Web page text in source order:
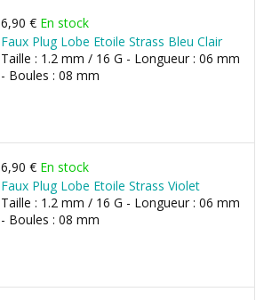
6,90 € En stock
Faux Plug Lobe Etoile Strass Bleu Clair
Taille : 1.2 mm / 16 G - Longueur : 06 mm
- Boules : 08 mm
6,90 € En stock
Faux Plug Lobe Etoile Strass Violet
Taille : 1.2 mm / 16 G - Longueur : 06 mm
- Boules : 08 mm